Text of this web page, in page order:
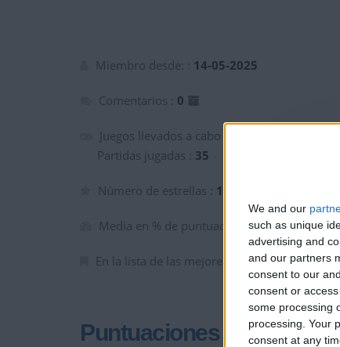
We and our
such as unique
advertising and
and our partners
consent to our
consent or
some processing
processing. Your
consent at any
Miembro desde: : 14-05-2025
Comentarios : 0
Juegos llevados a cabo :
Partidas jugadas : 35
Número de estrellas : 12
Media en % de puntuación max. :87.92%
En la lista de las mejores partidas :0
Puntuaciones